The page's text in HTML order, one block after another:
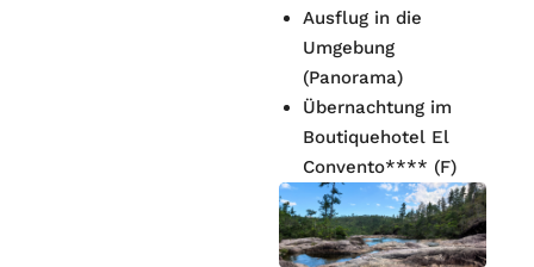
Ausflug in die
Umgebung
(Panorama)
Übernachtung im
Boutiquehotel El
Convento**** (F)